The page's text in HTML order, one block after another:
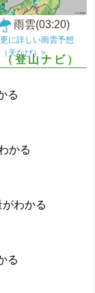
雨雲(03:20)
更に詳しい雨雲予想
（天なび）>
登山ナビ）
る
かる
わかる
る